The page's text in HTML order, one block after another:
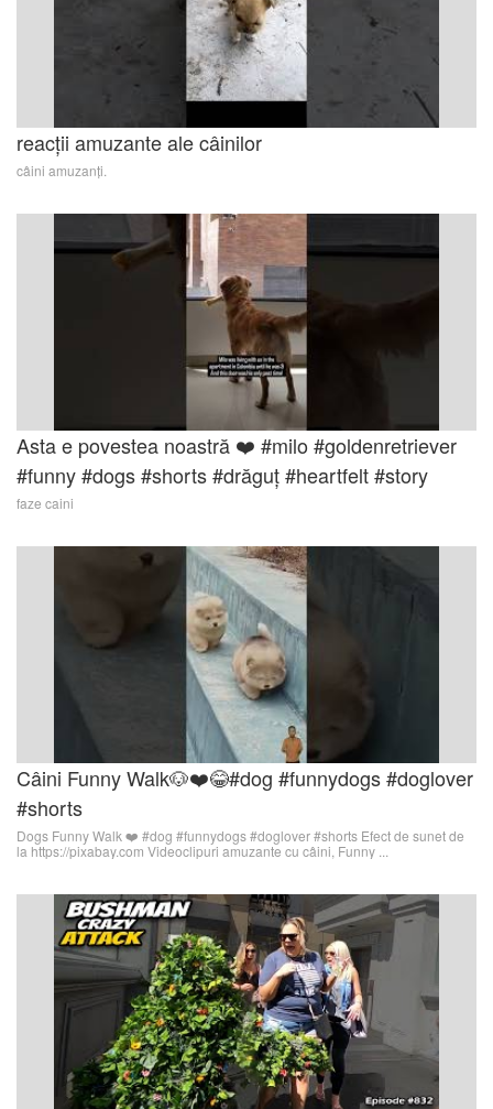
reacții amuzante ale câinilor
câini amuzanți.
Asta e povestea noastră ❤️ #milo #goldenretriever
#funny #dogs #shorts #drăguț #heartfelt #story
faze caini
Câini Funny Walk🐶❤️😂#dog #funnydogs #doglover
#shorts
Dogs Funny Walk ❤️ #dog #funnydogs #doglover #shorts Efect de sunet de
la https://pixabay.com Videoclipuri amuzante cu câini, Funny ...